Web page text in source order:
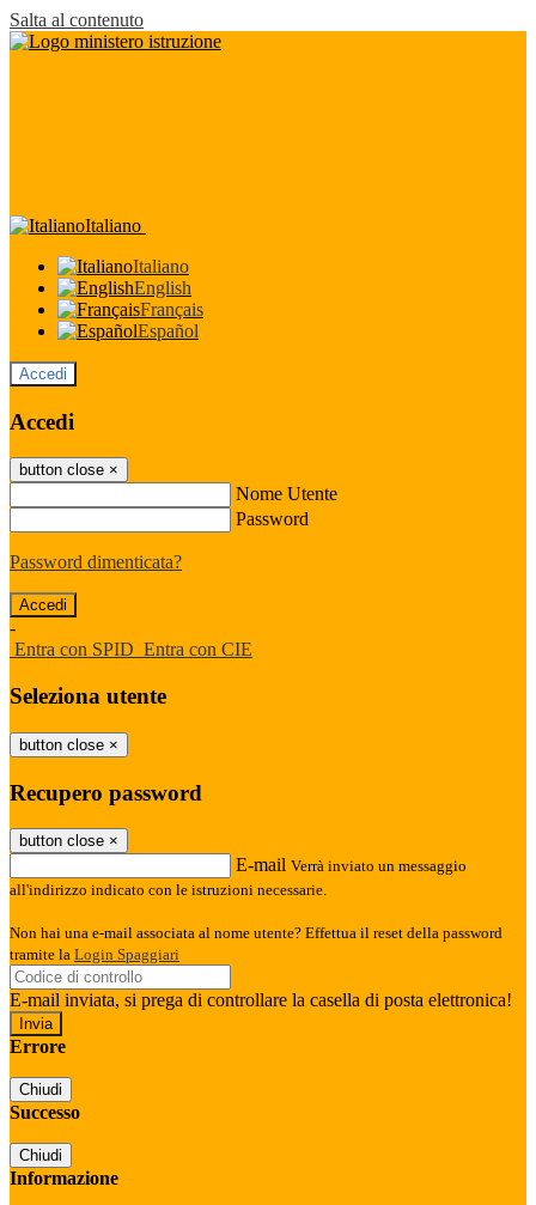
Salta al contenuto
Italiano
Italiano
English
Français
Español
Accedi
Accedi
button close ×
Nome Utente
Password
Password dimenticata?
-
Entra con SPID Entra con CIE
Seleziona utente
button close ×
Recupero password
button close ×
E-mail Verrà inviato un messaggio
all'indirizzo indicato con le istruzioni necessarie.
Non hai una e-mail associata al nome utente? Effettua il reset della password
tramite la Login Spaggiari
E-mail inviata, si prega di controllare la casella di posta elettronica!
Errore
Chiudi
Successo
Chiudi
Informazione